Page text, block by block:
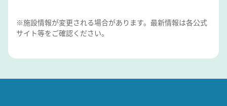
※施設情報が変更される場合があります。最新情報は各公式
サイト等をご確認ください。